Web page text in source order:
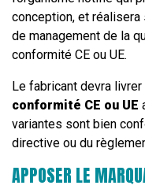
conception, et
de management de la
conformité CE ou UE.
Le fabricant devra
conformité CE ou UE
variantes sont bien
directive ou du
APPOSER LE